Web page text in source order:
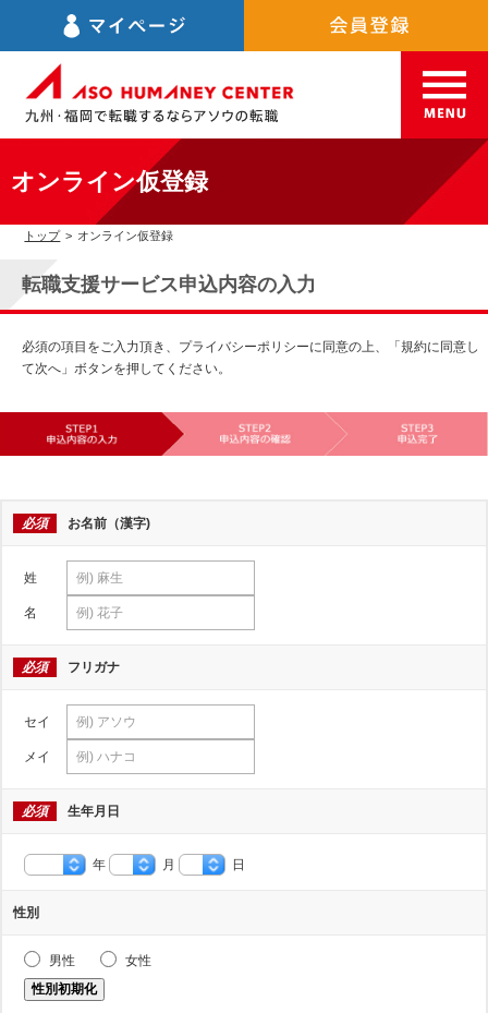
オンライン仮登録
トップ > オンライン仮登録
転職支援サービス申込内容の入力
必須の項目をご入力頂き、プライバシーポリシーに同意の上、「規約に同意し
て次へ」ボタンを押してください。
必須 お名前（漢字)
姓
名
必須 フリガナ
セイ
メイ
必須 生年月日
年 月 日
性別
男性
女性
性別初期化